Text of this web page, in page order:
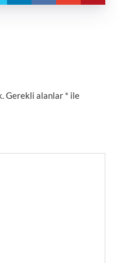
Gerekli alanlar * ile